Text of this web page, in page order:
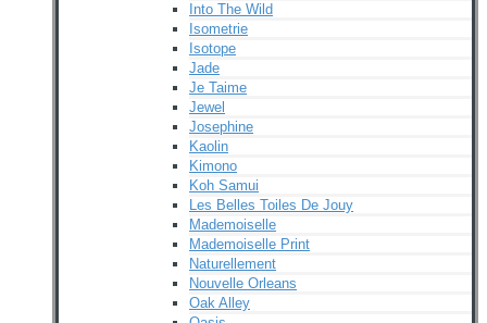
Into The Wild
Isometrie
Isotope
Jade
Je Taime
Jewel
Josephine
Kaolin
Kimono
Koh Samui
Les Belles Toiles De Jouy
Mademoiselle
Mademoiselle Print
Naturellement
Nouvelle Orleans
Oak Alley